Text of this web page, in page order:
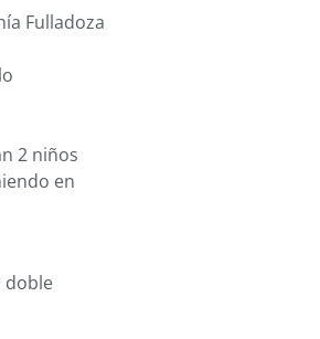
Fulladoza
2 niños
en
doble